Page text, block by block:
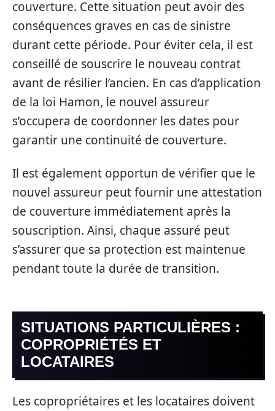
couverture. Cette situation peut avoir des
conséquences graves en cas de sinistre
durant cette période. Pour éviter cela, il est
conseillé de souscrire le nouveau contrat
avant de résilier l’ancien. En cas d’application
de la loi Hamon, le nouvel assureur
s’occupera de coordonner les dates pour
garantir une continuité de couverture.
Il est également opportun de vérifier que le
nouvel assureur peut fournir une attestation
de couverture immédiatement après la
souscription. Ainsi, chaque assuré peut
s’assurer que sa protection est maintenue
pendant toute la durée de transition.
SITUATIONS PARTICULIÈRES :
COPROPRIÉTÉS ET
LOCATAIRES
Les copropriétaires et les locataires doivent